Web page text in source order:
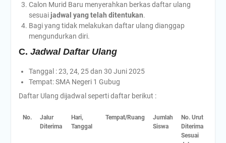
Calon Murid Baru menyerahkan berkas daftar ulang
sesuai jadwal yang telah ditentukan.
Bagi yang tidak melakukan daftar ulang dianggap
mengundurkan diri.
C. Jadwal Daftar Ulang
Tanggal : 23, 24, 25 dan 30 Juni 2025
Tempat: SMA Negeri 1 Gubug
Daftar Ulang dijadwal seperti daftar berikut :
No.
Jalur
Diterima
Hari,
Tanggal
Tempat/Ruang
Jumlah
Siswa
No. Urut
Diterima
Sesuai